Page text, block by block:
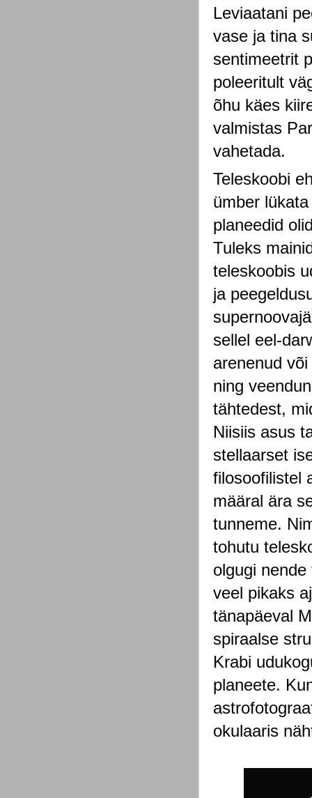
Leviaatani
vase ja tina
sentimeetrit
poleeritult
õhu käes
valmistas
vahetada.
Teleskoobi
ümber
planeedid
Tuleks
teleskoobis
ja
sellel eel-
arenenud
ning
tähtedest,
Niisiis asus
stellaarset
filosoofilistel
määral ära
tunneme.
tohutu
olgugi
veel pikaks
tänapäeval
spiraalse
Krabi
planeete.
okulaaris